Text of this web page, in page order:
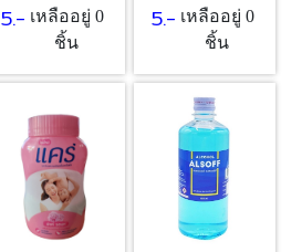
5.- เหลืออยู่ 0
ชิ้น
5.- เหลืออยู่ 0
ชิ้น